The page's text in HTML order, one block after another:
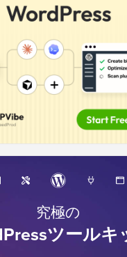
究極の
ツールキ